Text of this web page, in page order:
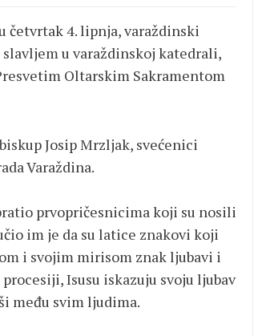
četvrtak 4. lipnja, varaždinski
u varaždinskoj katedrali,
Oltarskim Sakramentom
Josip Mrzljak, svećenici
Varaždina.
prvopričesnicima koji su nosili
im je da su latice znakovi koji
i svojim mirisom znak ljubavi i
Isusu iskazuju svoju ljubav
među svim ljudima.